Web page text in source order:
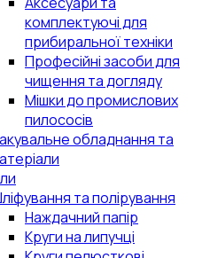
комплектуючі для
прибиральної техніки
Професійні засоби для
чищення та догляду
Мішки до промислових
пилососів
обладнання та
та полірування
Наждачний папір
Круги на липучці